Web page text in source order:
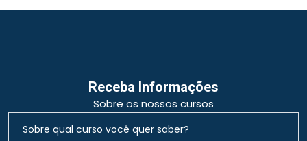
Receba Informações
Sobre os nossos cursos